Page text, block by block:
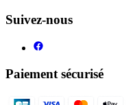
Suivez-nous
Paiement sécurisé